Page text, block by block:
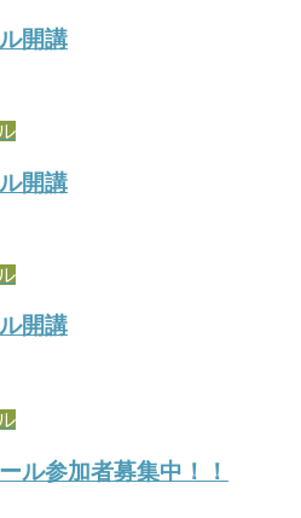
開講
開講
開講
ル参加者募集中！！